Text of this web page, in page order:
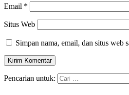
Email *
Situs Web
Simpan nama, email, dan situs web
Pencarian untuk: